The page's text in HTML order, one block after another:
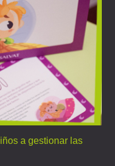
a gestionar las